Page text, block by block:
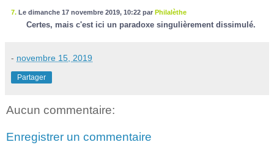
7. Le dimanche 17 novembre 2019, 10:22 par Philalèthe
Certes, mais c'est ici un paradoxe singulièrement dissimulé.
- novembre 15, 2019
Partager
Aucun commentaire:
Enregistrer un commentaire